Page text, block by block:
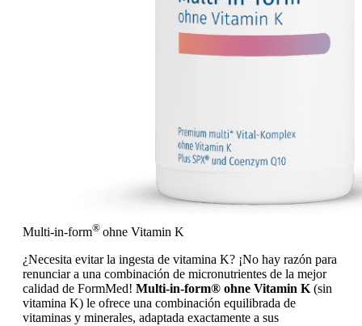
Multi-in-form® ohne Vitamin K
¿Necesita evitar la ingesta de vitamina K? ¡No hay razón para
renunciar a una combinación de micronutrientes de la mejor
calidad de FormMed! Multi-in-form® ohne Vitamin K (sin
vitamina K) le ofrece una combinación equilibrada de
vitaminas y minerales, adaptada exactamente a sus